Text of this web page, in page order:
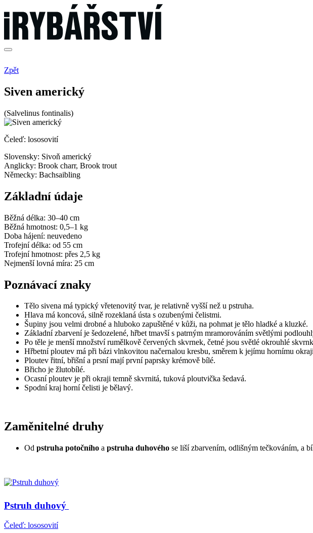
Zpět
Siven americký
(Salvelinus fontinalis)
Čeleď: lososovití
Slovensky: Sivoň americký
Anglicky: Brook charr, Brook trout
Německy: Bachsaibling
Základní údaje
Běžná délka: 30–40 cm
Běžná hmotnost: 0,5–1 kg
Doba hájení: neuvedeno
Trofejní délka: od 55 cm
Trofejní hmotnost: přes 2,5 kg
Nejmenší lovná míra: 25 cm
Poznávací znaky
Tělo sivena má typický vřetenovitý tvar, je relativně vyšší než u pstruha.
Hlava má koncová, silně rozeklaná ústa s ozubenými čelistmi.
Šupiny jsou velmi drobné a hluboko zapuštěné v kůži, na pohmat je tělo hladké a kluzké.
Základní zbarvení je šedozelené, hřbet tmavší s patrným mramorováním světlými
Po těle je menší množství rumělkově červených skvrnek, četné jsou světlé okrouhlé
Hřbetní ploutev má při bázi vlnkovitou načernalou kresbu, směrem k jejímu hornímu
Ploutev řitní, břišní a prsní mají první paprsky krémově bílé.
Břicho je žlutobílé.
Ocasní ploutev je při okraji temně skvrnitá, tuková ploutvička šedavá.
Spodní kraj horní čelisti je bělavý.
Zaměnitelné druhy
Od pstruha potočního a pstruha duhového se liší zbarvením, odlišným tečkováním, a
Pstruh duhový
Čeleď: lososovití